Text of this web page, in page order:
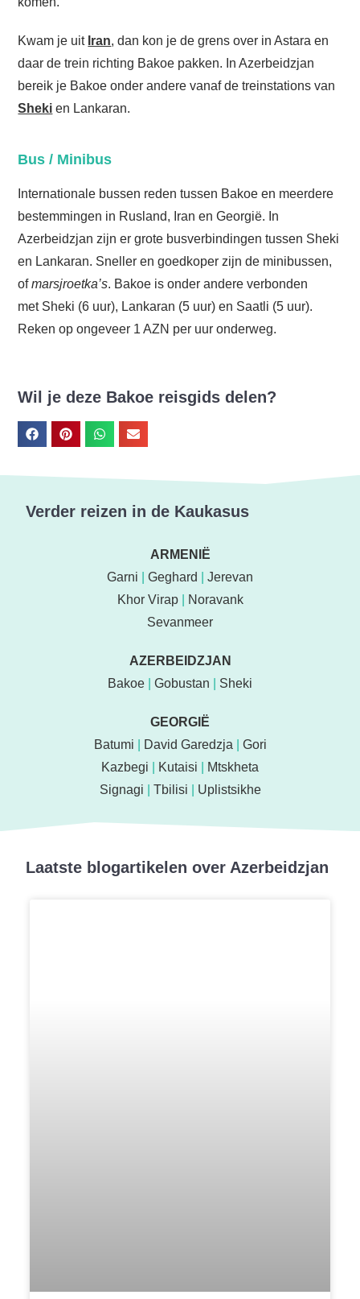
Kwam je uit Iran, dan kon je de grens over in Astara en
daar de trein richting Bakoe pakken. In Azerbeidzjan
bereik je Bakoe onder andere vanaf de treinstations van
Sheki en Lankaran.
Bus / Minibus
Internationale bussen reden tussen Bakoe en meerdere
bestemmingen in Rusland, Iran en Georgië. In
Azerbeidzjan zijn er grote busverbindingen tussen Sheki
en Lankaran. Sneller en goedkoper zijn de minibussen,
ofmarsjroetka’s. Bakoe is onder andere verbonden
met Sheki (6 uur), Lankaran (5 uur) en Saatli (5 uur).
Reken op ongeveer 1 AZN per uur onderweg.
Wil je deze Bakoe reisgids delen?
Verder reizen in de Kaukasus
ARMENIË
Garni
Geghard
Jerevan
Khor Virap
Noravank
Sevanmeer
AZERBEIDZJAN
Bakoe
Gobustan Sheki
GEORGIË
Batumi
David Garedzja
Gori
Kazbegi
Kutaisi
Mtskheta
Signagi
Tbilisi Uplistsikhe
Laatste blogartikelen over Azerbeidzjan